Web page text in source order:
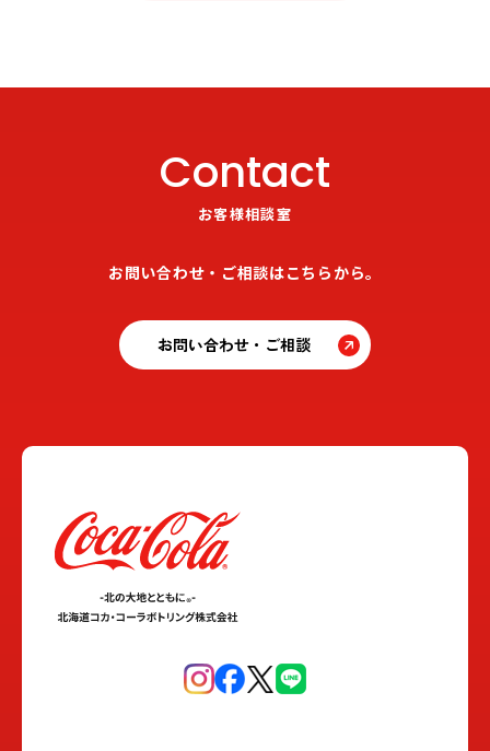
Contact
お客様相談室
お問い合わせ・ご相談はこちらから。
お問い合わせ・ご相談